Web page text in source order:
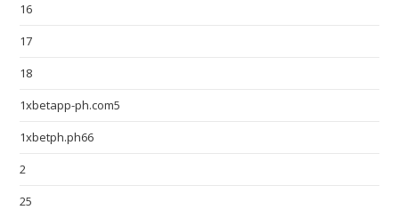
16
17
18
1xbetapp-ph.com5
1xbetph.ph66
2
25